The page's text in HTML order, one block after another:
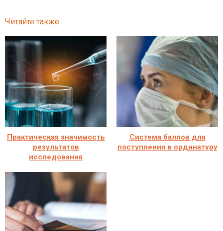
Читайте также
Практическая значимость
результатов
исследования
Система баллов для
поступления в ординатуру